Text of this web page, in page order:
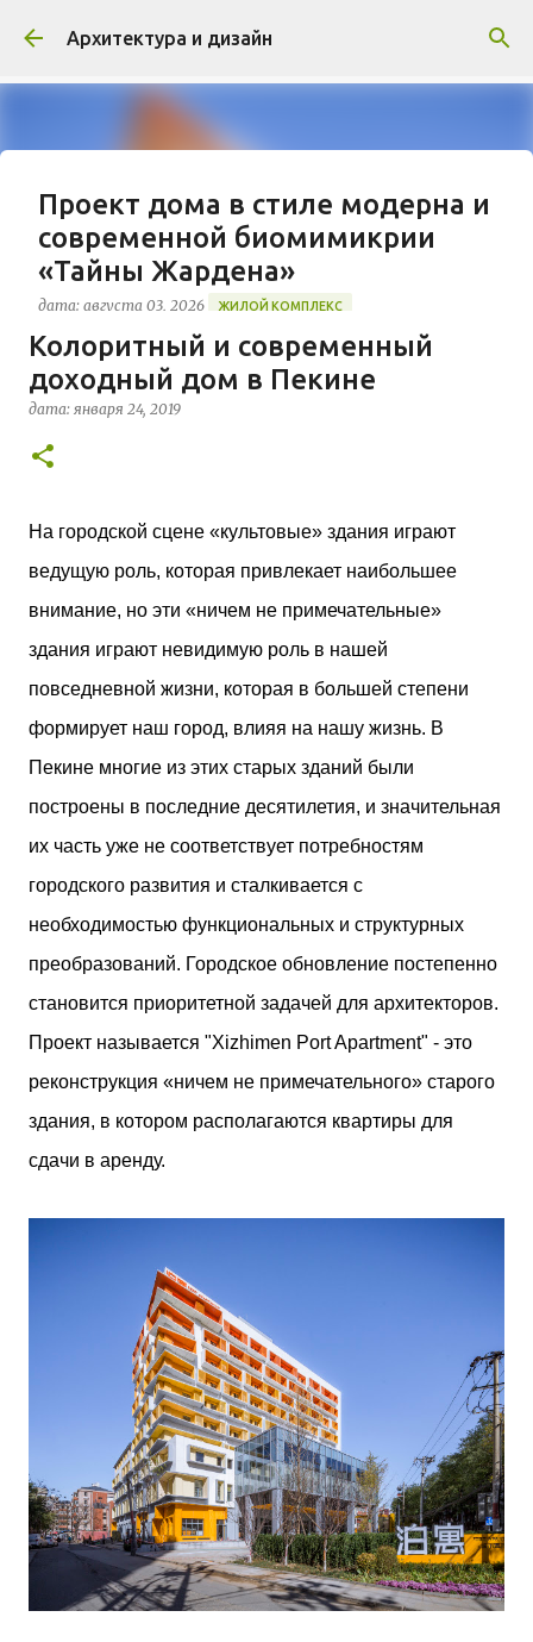
К основному контенту
Архитектура и дизайн
Проект дома в стиле модерна и
современной биомимикрии
«Тайны Жардена»
дата: августа 03, 2026 ЖИЛОЙ КОМПЛЕКС
В марте 2026 года в Монпелье завершилось
строительство знакового жилого комплекса
«Jardins Secrets» от бюро Vincent Callebaut
территории бывшей пехотной школы (EAI) в
исторический контекст. Комплекс состоит из
— социального назначения, общая площадь 5 364
м²) и «Opale & Sens» (38 квартир, включая 11
доступных, площадь 2 845 м²). В общей сложности
113 жилых единиц спроектированы с учетом
строгих норм пожарной безопасности,
инклюзивности. Успех проекта был подтвержден
победой в городском конкурсе 2021 года и
пирамида глобального качества» от Федерации
застройщиков Окситании в 2024 году. Концепция
средиземноморский манифест. Архитекторы
стремились объединить память о военном
прошлом участка с принц...
Колоритный и современный
доходный дом в Пекине
дата: января 24, 2019
На городской сцене «культовые» здания играют
ведущую роль, которая привлекает наибольшее
внимание, но эти «ничем не примечательные»
здания играют невидимую роль в нашей
повседневной жизни, которая в большей степени
формирует наш город, влияя на нашу жизнь. В
Пекине многие из этих старых зданий были
построены в последние десятилетия, и значительная
их часть уже не соответствует потребностям
городского развития и сталкивается с
необходимостью функциональных и структурных
преобразований. Городское обновление постепенно
становится приоритетной задачей для архитекторов.
Проект называется "Xizhimen Port Apartment" - это
реконструкция «ничем не примечательного» старого
здания, в котором располагаются квартиры для
сдачи в аренду.